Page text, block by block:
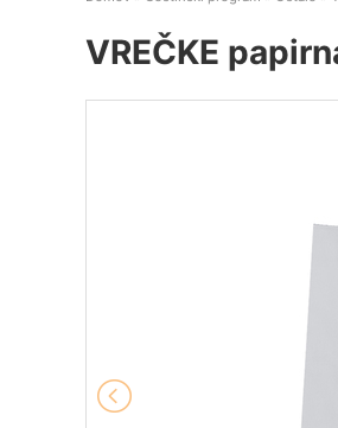
VREČKE